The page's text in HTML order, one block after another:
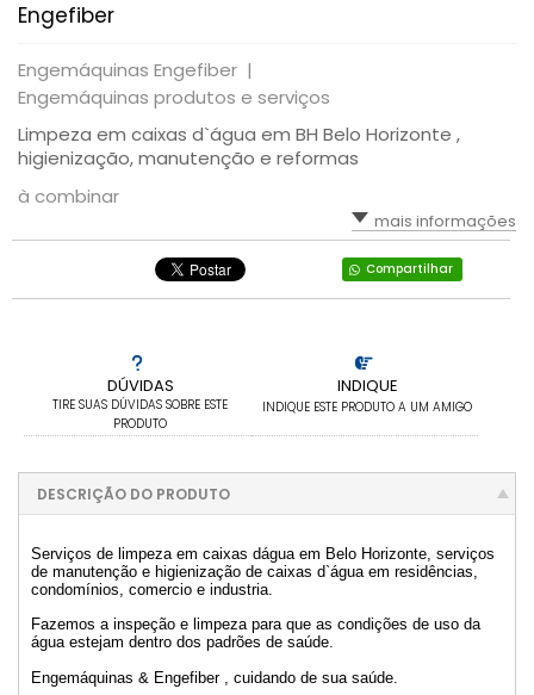
Engefiber
Engemáquinas Engefiber |
Engemáquinas produtos e serviços
Limpeza em caixas d`água em BH Belo Horizonte ,
higienização, manutenção e reformas
à combinar
mais informações
Compartilhar
DÚVIDAS
TIRE SUAS DÚVIDAS SOBRE ESTE
PRODUTO
INDIQUE
INDIQUE ESTE PRODUTO A UM AMIGO
DESCRIÇÃO DO PRODUTO
Serviços de limpeza em caixas dágua em Belo Horizonte, serviços
de manutenção e higienização de caixas d`água em residências,
condomínios, comercio e industria.
Fazemos a inspeção e limpeza para que as condições de uso da
água estejam dentro dos padrões de saúde.
Engemáquinas & Engefiber , cuidando de sua saúde.